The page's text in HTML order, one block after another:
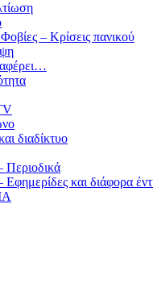
– Κρίσεις πανικού
διαδίκτυο
Περιοδικά
Εφημερίδες και διάφορα